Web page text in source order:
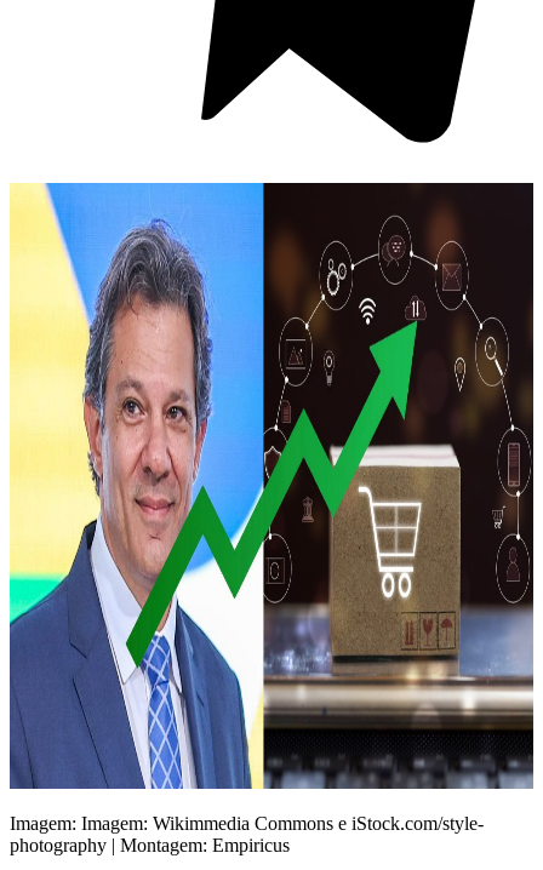
Imagem: Imagem: Wikimmedia Commons e iStock.com/style-
photography | Montagem: Empiricus